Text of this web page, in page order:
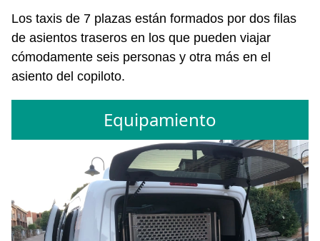
Los taxis de 7 plazas están formados por dos filas
de asientos traseros en los que pueden viajar
cómodamente seis personas y otra más en el
asiento del copiloto.
Equipamiento